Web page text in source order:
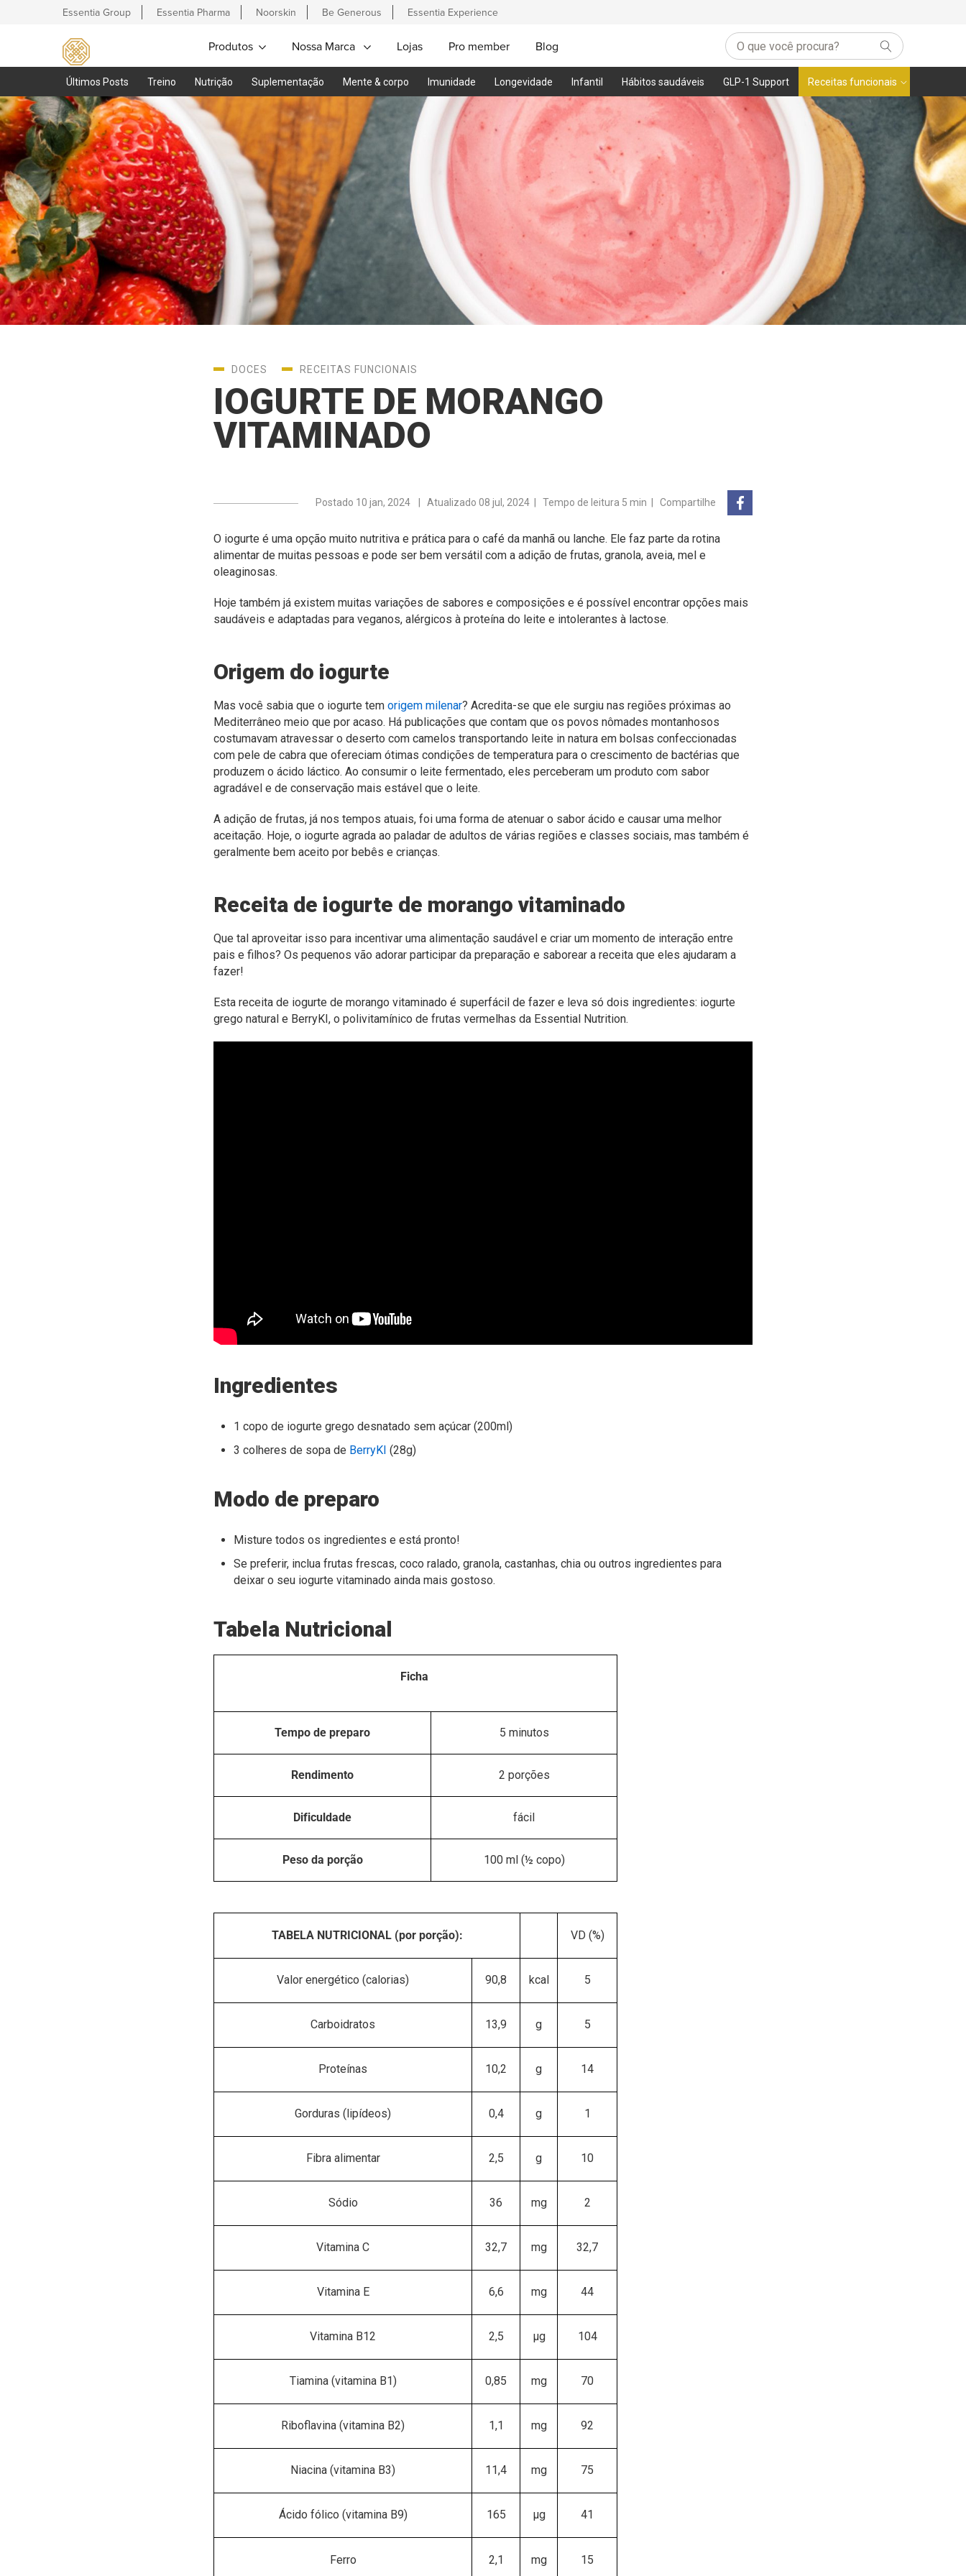
Essentia Group Essentia Pharma Noorskin Be Generous Essentia Experience
Produtos Nossa Marca Lojas Pro member Blog
Últimos Posts Treino Nutrição Suplementação Mente & corpo Imunidade Longevidade Infantil Hábitos saudáveis GLP-1 Support Receitas funcionais
DOCES RECEITAS FUNCIONAIS
IOGURTE DE MORANGO
VITAMINADO
Postado 10 jan, 2024 | Atualizado 08 jul, 2024 | Tempo de leitura 5 min Compartilhe
O iogurte é uma opção muito nutritiva e prática para o café da manhã ou lanche. Ele faz parte da rotina
alimentar de muitas pessoas e pode ser bem versátil com a adição de frutas, granola, aveia, mel e
oleaginosas.
Hoje também já existem muitas variações de sabores e composições e é possível encontrar opções mais
saudáveis e adaptadas para veganos, alérgicos à proteína do leite e intolerantes à lactose.
Origem do iogurte
Mas você sabia que o iogurte tem origem milenar? Acredita-se que ele surgiu nas regiões próximas ao
Mediterrâneo meio que por acaso. Há publicações que contam que os povos nômades montanhosos
costumavam atravessar o deserto com camelos transportando leite in natura em bolsas confeccionadas
com pele de cabra que ofereciam ótimas condições de temperatura para o crescimento de bactérias que
produzem o ácido láctico. Ao consumir o leite fermentado, eles perceberam um produto com sabor
agradável e de conservação mais estável que o leite.
A adição de frutas, já nos tempos atuais, foi uma forma de atenuar o sabor ácido e causar uma melhor
aceitação. Hoje, o iogurte agrada ao paladar de adultos de várias regiões e classes sociais, mas também é
geralmente bem aceito por bebês e crianças.
Receita de iogurte de morango vitaminado
Que tal aproveitar isso para incentivar uma alimentação saudável e criar um momento de interação entre
pais e filhos? Os pequenos vão adorar participar da preparação e saborear a receita que eles ajudaram a
fazer!
Esta receita de iogurte de morango vitaminado é superfácil de fazer e leva só dois ingredientes: iogurte
grego natural e BerryKI, o polivitamínico de frutas vermelhas da Essential Nutrition.
Ingredientes
1 copo de iogurte grego desnatado sem açúcar (200ml)
3 colheres de sopa de BerryKI (28g)
Modo de preparo
Misture todos os ingredientes e está pronto!
Se preferir, inclua frutas frescas, coco ralado, granola, castanhas, chia ou outros ingredientes para
deixar o seu iogurte vitaminado ainda mais gostoso.
Tabela Nutricional
Ficha
Tempo de preparo 5 minutos
Rendimento 2 porções
Dificuldade fácil
Peso da porção 100 ml (½ copo)
TABELA NUTRICIONAL (por porção): VD (%)
Valor energético (calorias) 90,8 kcal 5
Carboidratos 13,9 g 5
Proteínas 10,2 g 14
Gorduras (lipídeos) 0,4 g 1
Fibra alimentar 2,5 g 10
Sódio 36 mg 2
Vitamina C 32,7 mg 32,7
Vitamina E 6,6 mg 44
Vitamina B12 2,5 μg 104
Tiamina (vitamina B1) 0,85 mg 70
Riboflavina (vitamina B2) 1,1 mg 92
Niacina (vitamina B3) 11,4 mg 75
Ácido fólico (vitamina B9) 165 μg 41
Ferro 2,1 mg 15